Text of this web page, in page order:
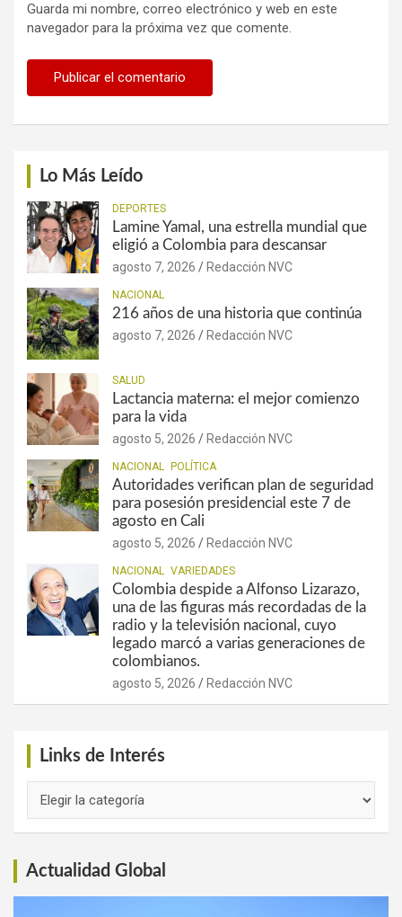
Guarda mi nombre, correo electrónico y web en este
navegador para la próxima vez que comente.
Lo Más Leído
DEPORTES
Lamine Yamal, una estrella mundial que
eligió a Colombia para descansar
agosto 7, 2026 Redacción NVC
NACIONAL
216 años de una historia que continúa
agosto 7, 2026 Redacción NVC
SALUD
Lactancia materna: el mejor comienzo
para la vida
agosto 5, 2026 Redacción NVC
NACIONAL POLÍTICA
Autoridades verifican plan de seguridad
para posesión presidencial este 7 de
agosto en Cali
agosto 5, 2026 Redacción NVC
NACIONAL VARIEDADES
Colombia despide a Alfonso Lizarazo,
una de las figuras más recordadas de la
radio y la televisión nacional, cuyo
legado marcó a varias generaciones de
colombianos.
agosto 5, 2026 Redacción NVC
Links de Interés
Actualidad Global